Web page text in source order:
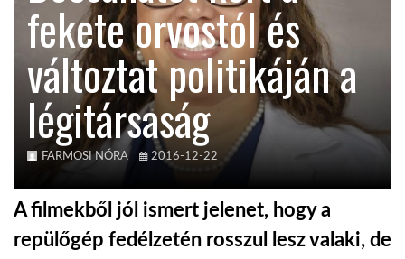
AUSZTRÁLIA
A VILÁG ITTHON
fekete orvostól és
változtat politikáján a
légitársaság
FARMOSI NÓRA 2016-12-22
A filmekből jól ismert jelenet, hogy a
repülőgép fedélzetén rosszul lesz valaki, de